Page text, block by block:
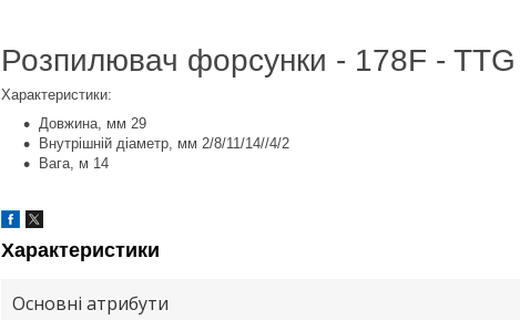
Розпилювач форсунки - 178F - TTG
Характеристики:
Довжина, мм 29
Внутрішній діаметр, мм 2/8/11/14//4/2
Вага, м 14
Характеристики
Основні атрибути